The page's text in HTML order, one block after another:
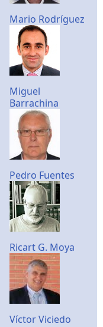
Mario Rodríguez
Miguel
Barrachina
Pedro Fuentes
Ricart G. Moya
Víctor Viciedo